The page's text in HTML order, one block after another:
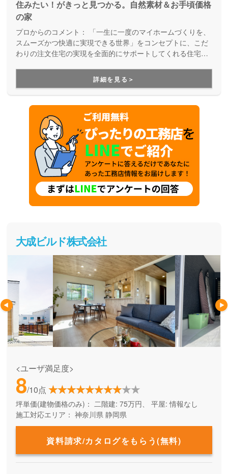
住みたい！がきっと見つかる。自然素材＆お手頃価格
の家
プロからのコメント：
「一生に一度のマイホームづくりを、
スムーズかつ快適に実現できる世界」をコンセプトに、こだ
わりの注文住宅の実現を全面的にサポートしてくれる住宅メ
耐久の安心快適な住まいづくり、暮らし始めた後のメンテナ
ンスや将来的なリフォームのことまで、まるっとお任せいた
だけます。
詳細を見る＞
大成ビルド株式会社
<ユーザ満足度>
8/10点
坪単価(建物価格のみ)： 二階建: 75万円、 平屋: 情報なし
施工対応エリア： 神奈川県 静岡県
資料請求/カタログをもらう(無料)